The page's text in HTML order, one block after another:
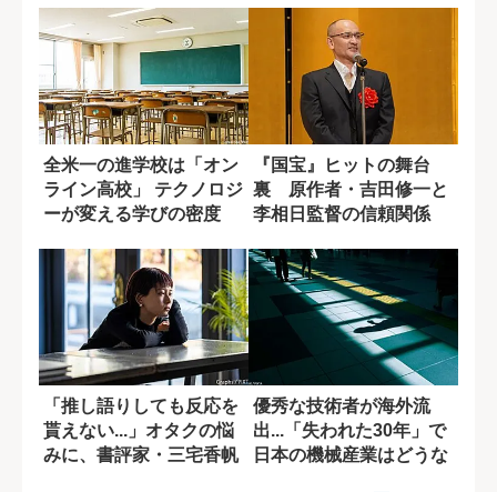
全米一の進学校は「オン
ライン高校」 テクノロジ
ーが変える学びの密度
『国宝』ヒットの舞台
裏 原作者・吉田修一と
李相日監督の信頼関係
「推し語りしても反応を
貰えない...」オタクの悩
みに、書評家・三宅香帆
優秀な技術者が海外流
出...「失われた30年」で
日本の機械産業はどうな